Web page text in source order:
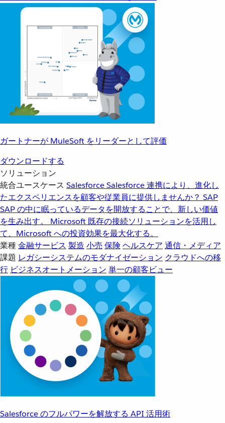
ガートナーが MuleSoft をリーダーとして評価
ダウンロードする
ソリューション
統合ユースケース SalesforceSalesforce 連携により、進化し
たエクスペリエンスを顧客や従業員に提供しませんか？ SAP
SAP の中に眠っているデータを開放することで、新しい価値
を生み出す。
Microsoft 既存の接続ソリューションを活用し
て、Microsoft への投資効果を最大化する。
業種金融サービス 製造 小売 保険 ヘルスケア 通信・メディア
課題 レガシーシステムのモダナイゼーション クラウドへの移
行 ビジネスオートメーション 単一の顧客ビュー
Salesforce のフルパワーを解放する API 活用術